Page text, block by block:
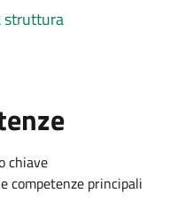
struttura
chiave
competenze principali